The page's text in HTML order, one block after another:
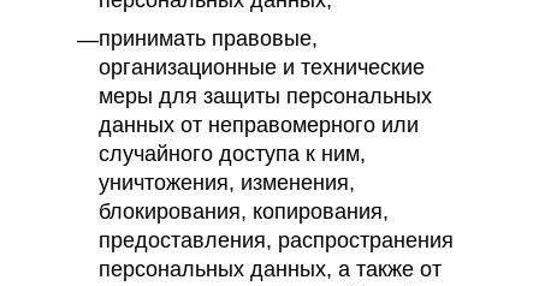
принимать правовые,
организационные и технические
меры для защиты персональных
данных от неправомерного или
случайного доступа к ним,
уничтожения, изменения,
блокирования, копирования,
предоставления, распространения
персональных данных, а также от